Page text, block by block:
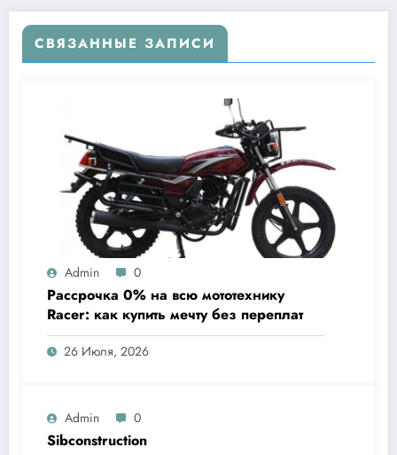
СВЯЗАННЫЕ ЗАПИСИ
Admin 0
Рассрочка 0% на всю мототехнику
Racer: как купить мечту без переплат
26 Июля, 2026
Admin 0
Sibconstruction